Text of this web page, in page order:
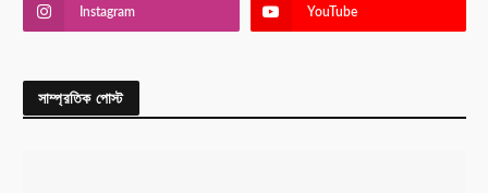
Instagram YouTube
সাম্প্রতিক পোস্ট